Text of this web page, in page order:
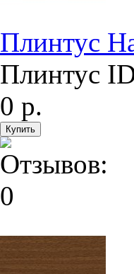
Плинтус
Плинтус
0 р.